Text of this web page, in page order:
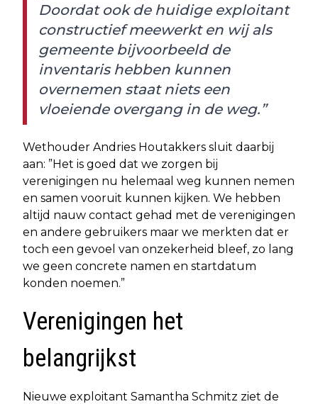
Doordat ook de huidige exploitant
constructief meewerkt en wij als
gemeente bijvoorbeeld de
inventaris hebben kunnen
overnemen staat niets een
vloeiende overgang in de weg.”
Wethouder Andries Houtakkers sluit daarbij
aan: ”Het is goed dat we zorgen bij
verenigingen nu helemaal weg kunnen nemen
en samen vooruit kunnen kijken. We hebben
altijd nauw contact gehad met de verenigingen
en andere gebruikers maar we merkten dat er
toch een gevoel van onzekerheid bleef, zo lang
we geen concrete namen en startdatum
konden noemen.”
Verenigingen het
belangrijkst
Nieuwe exploitant Samantha Schmitz ziet de